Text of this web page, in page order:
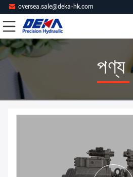
oversea.sale@deka-hk.com
পণ্য